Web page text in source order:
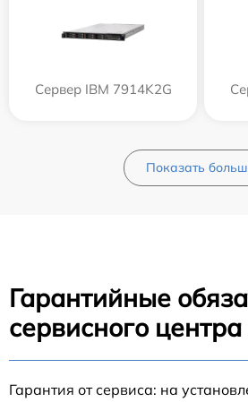
Сервер IBM 7914K2G
Показать
Гарантийные
сервисного
Гарантия от сервиса: на